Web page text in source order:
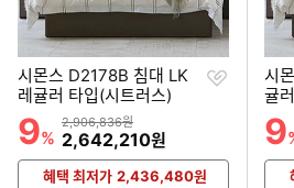
시몬스 D2178B 침대 LK
레귤러 타입(시트러스)
할인률
9%
상품금액
2,906,836원
할인금액
2,642,210원
찜
혜택 최저가 2,436,480원
시
귤
할
9